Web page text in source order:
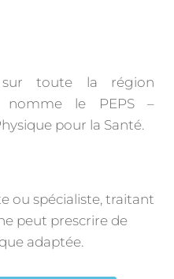
sur toute la région
nomme le PEPS –
pour la Santé.
ou spécialiste, traitant
peut prescrire de
adaptée.